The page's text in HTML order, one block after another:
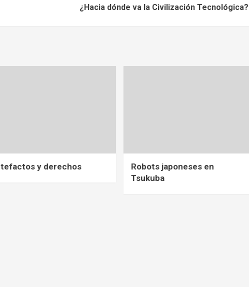
¿Hacia dónde va la Civilización Tecnológica?
y derechos
Robots japoneses en
Tsukuba